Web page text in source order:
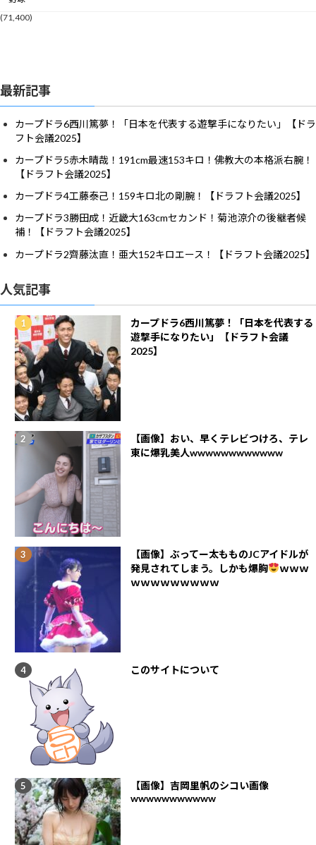
(71,400)
最新記事
カープドラ6西川篤夢！「日本を代表する遊撃手になりたい」【ドラ
フト会議2025】
カープドラ5赤木晴哉！191cm最速153キロ！佛教大の本格派右腕！
【ドラフト会議2025】
カープドラ4工藤泰己！159キロ北の剛腕！【ドラフト会議2025】
カープドラ3勝田成！近畿大163cmセカンド！菊池涼介の後継者候
補！【ドラフト会議2025】
カープドラ2齊藤汰直！亜大152キロエース！【ドラフト会議2025】
人気記事
カープドラ6西川篤夢！「日本を代表する
遊撃手になりたい」【ドラフト会議
2025】
【画像】おい、早くテレビつけろ、テレ
東に爆乳美人wwwwwwwwwwww
【画像】ぶってー太もものJCアイドルが
発見されてしまう。しかも爆胸
ｗｗｗ
ｗｗｗｗｗｗｗｗｗ
このサイトについて
【画像】吉岡里帆のシコい画像
wwwwwwwwwww